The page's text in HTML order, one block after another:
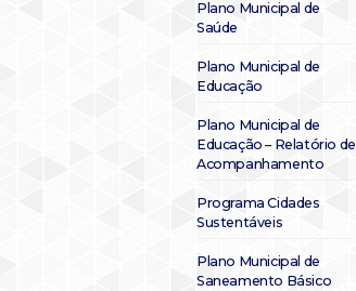
Plano Municipal de
Saúde
Plano Municipal de
Educação
Plano Municipal de
Educação – Relatório de
Acompanhamento
Programa Cidades
Sustentáveis
Plano Municipal de
Saneamento Básico